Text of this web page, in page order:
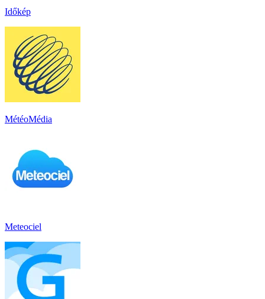
Időkép
MétéoMédia
Meteociel